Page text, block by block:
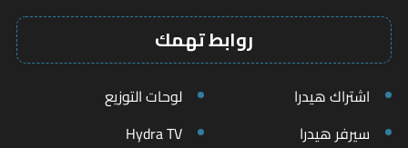
روابط تهمك
اشتراك هيدرا
لوحات التوزيع
سيرفر هيدرا
Hydra TV